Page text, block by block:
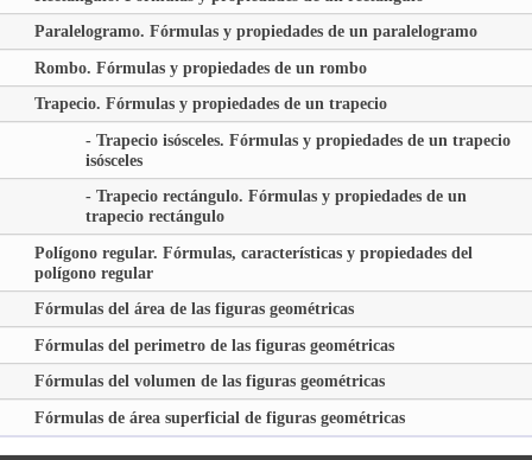
Paralelogramo. Fórmulas y propiedades de un paralelogramo
Rombo. Fórmulas y propiedades de un rombo
Trapecio. Fórmulas y propiedades de un trapecio
- Trapecio isósceles. Fórmulas y propiedades de un trapecio
isósceles
- Trapecio rectángulo. Fórmulas y propiedades de un
trapecio rectángulo
Polígono regular. Fórmulas, características y propiedades del
polígono regular
Fórmulas del área de las figuras geométricas
Fórmulas del perimetro de las figuras geométricas
Fórmulas del volumen de las figuras geométricas
Fórmulas de área superficial de figuras geométricas